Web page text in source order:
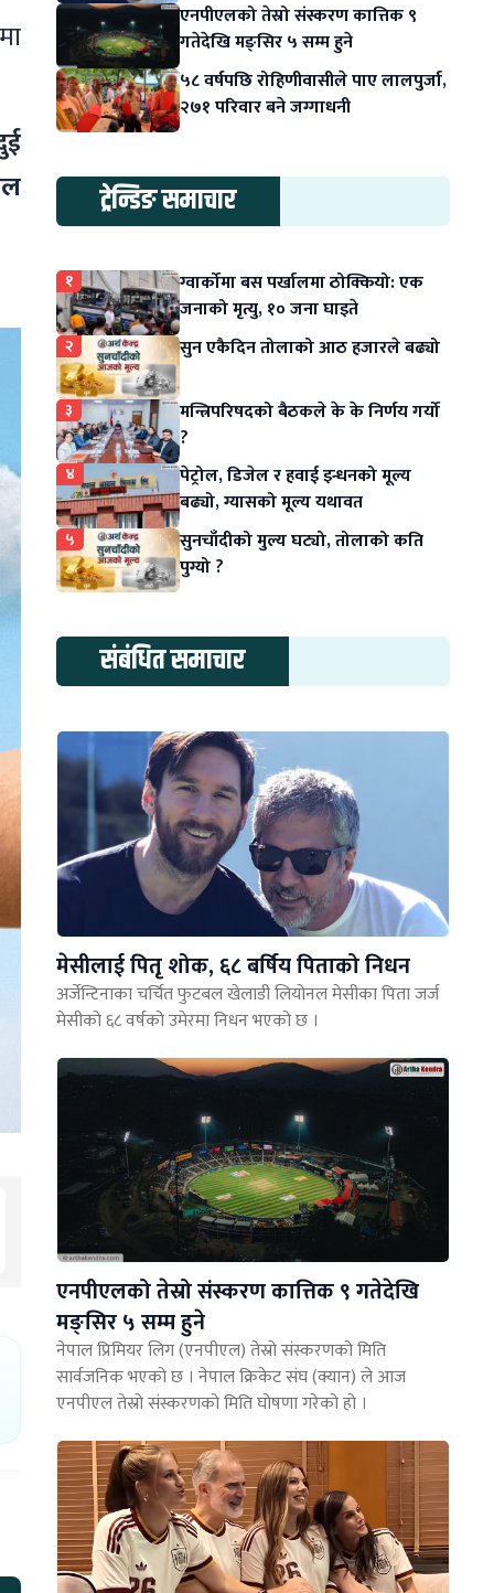
एनपीएलको तेस्रो संस्करण कात्तिक ९
गतेदेखि मङ्सिर ५ सम्म हुने
५८ वर्षपछि रोहिणीवासीले पाए लालपुर्जा,
२७१ परिवार बने जग्गाधनी
ट्रेन्डिङ समाचार
१
ग्वार्कोमा बस पर्खालमा ठोक्कियो: एक
जनाको मृत्यु, १० जना घाइते
२ सुन एकैदिन तोलाको आठ हजारले बढ्यो
३
मन्त्रिपरिषदको बैठकले के के निर्णय गर्यो
?
४
पेट्रोल, डिजेल र हवाई इन्धनको मूल्य
बढ्यो, ग्यासको मूल्य यथावत
५
सुनचाँदीको मुल्य घट्यो, तोलाको कति
पुग्यो ?
संबंधित समाचार
मेसीलाई पितृ शोक, ६८ बर्षिय पिताको निधन
अर्जेन्टिनाका चर्चित फुटबल खेलाडी लियोनल मेसीका पिता जर्ज
मेसीको ६८ वर्षको उमेरमा निधन भएको छ ।
एनपीएलको तेस्रो संस्करण कात्तिक ९ गतेदेखि
मङ्सिर ५ सम्म हुने
नेपाल प्रिमियर लिग (एनपीएल) तेस्रो संस्करणको मिति
सार्वजनिक भएको छ । नेपाल क्रिकेट संघ (क्यान) ले आज
एनपीएल तेस्रो संस्करणको मिति घोषणा गरेको हो ।